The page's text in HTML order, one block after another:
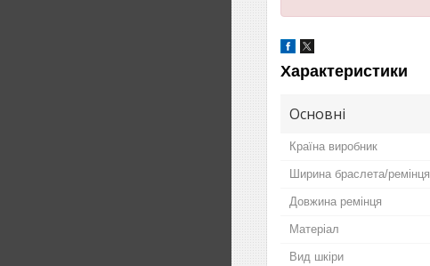
Характеристики
Основні
Країна виробник
Ширина браслета/ремінця
Довжина ремінця
Матеріал
Вид шкіри